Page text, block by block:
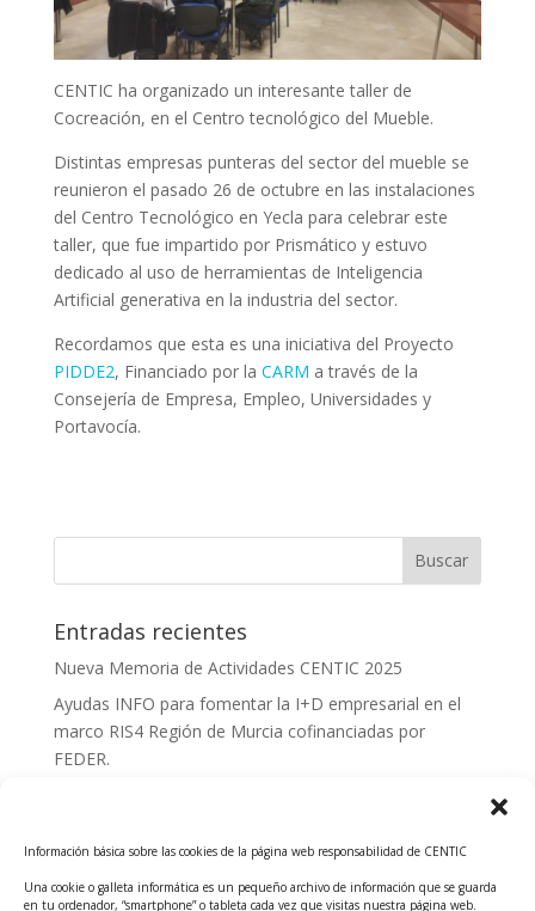
Información básica sobre las cookies de la página web responsabilidad de CENTIC
Una cookie o galleta informática es un pequeño archivo de información que se guarda
en tu ordenador, “smartphone” o tableta cada vez que visitas nuestra página web.
CENTIC ha organizado un interesante taller de
Cocreación, en el Centro tecnológico del Mueble.
Distintas empresas punteras del sector del mueble se
reunieron el pasado 26 de octubre en las instalaciones
del Centro Tecnológico en Yecla para celebrar este
taller, que fue impartido por Prismático y estuvo
dedicado al uso de herramientas de Inteligencia
Artificial generativa en la industria del sector.
Recordamos que esta es una iniciativa del Proyecto
PIDDE2, Financiado por la CARM a través de la
Consejería de Empresa, Empleo, Universidades y
Portavocía.
Entradas recientes
Nueva Memoria de Actividades CENTIC 2025
Ayudas INFO para fomentar la I+D empresarial en el
marco RIS4 Región de Murcia cofinanciadas por
FEDER.
Tecnológicos 2ª ed.
Ayudas INFO para el apoyo a las empresas